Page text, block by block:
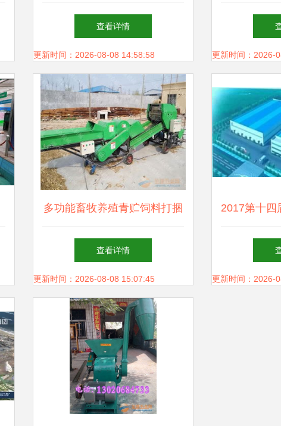
的关联交易公告——深化饲料
业务协同链条
查看详情
更新时间：2026-08-08 14:58:58
业振兴，
领
更新时间：2026-
多功能畜牧养殖青贮饲料打捆
包膜机 现代畜牧渔业的高效
饲料保障
查看详情
更新时间：2026-08-08 15:07:45
2017第十四
技与经济
势，共谋畜
更新时间：2026-